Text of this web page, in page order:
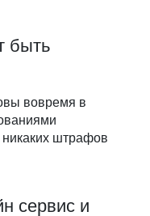
быть
вовремя в
никаких штрафов
сервис и